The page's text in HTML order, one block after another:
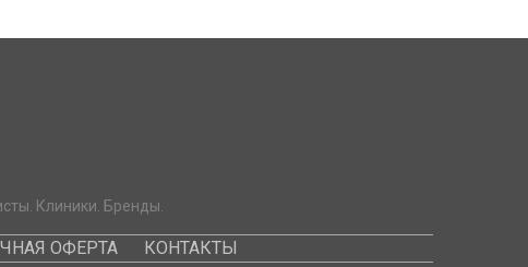
Клиники. Бренды.
ОФЕРТА КОНТАКТЫ